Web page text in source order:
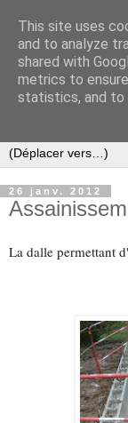
26 janv. 2012
La dalle permettant
This site uses
and to analyze
shared with
metrics to
statistics, and to